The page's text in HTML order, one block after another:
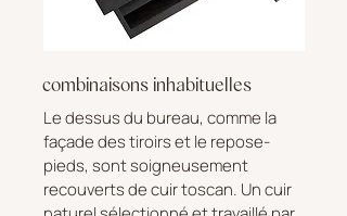
combinaisons inhabituelles
Le dessus du bureau, comme la
façade des tiroirs et le repose-
pieds, sont soigneusement
recouverts de cuir toscan. Un cuir